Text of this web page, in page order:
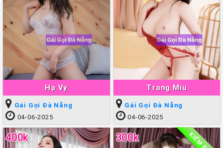
Hạ Vy
Gái Gọi Đà Nẵng
04-06-2025
Trang Miu
Gái Gọi Đà Nẵng
04-06-2025
400k 300k